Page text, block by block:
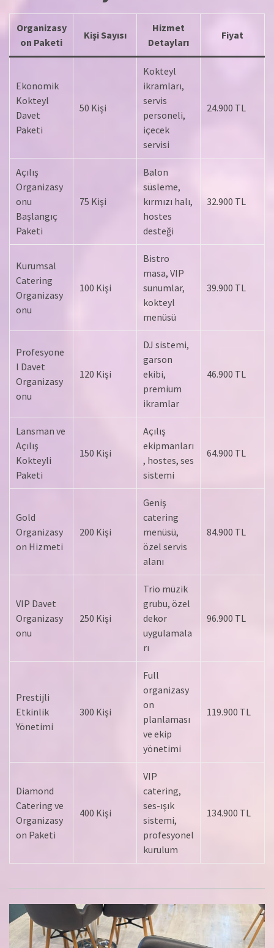
Organizasy
on Paketi
Kişi Sayısı
Hizmet
Detayları
Fiyat
Ekonomik
Kokteyl
Davet
Paketi
50 Kişi
Kokteyl
ikramları,
servis
personeli,
içecek
servisi
24.900 TL
Açılış
Organizasy
onu
Başlangıç
Paketi
75 Kişi
Balon
süsleme,
kırmızı halı,
hostes
desteği
32.900 TL
Kurumsal
Catering
Organizasy
onu
100 Kişi
Bistro
masa, VIP
sunumlar,
kokteyl
menüsü
39.900 TL
Profesyone
l Davet
Organizasy
onu
120 Kişi
DJ sistemi,
garson
ekibi,
premium
ikramlar
46.900 TL
Lansman ve
Açılış
Kokteyli
Paketi
150 Kişi
Açılış
ekipmanları
, hostes, ses
sistemi
64.900 TL
Gold
Organizasy
on Hizmeti
200 Kişi
Geniş
catering
menüsü,
özel servis
alanı
84.900 TL
VIP Davet
Organizasy
onu
250 Kişi
Trio müzik
grubu, özel
dekor
uygulamala
rı
96.900 TL
Prestijli
Etkinlik
Yönetimi
300 Kişi
Full
organizasy
on
planlaması
ve ekip
yönetimi
119.900 TL
Diamond
Catering ve
Organizasy
on Paketi
400 Kişi
VIP
catering,
ses-ışık
sistemi,
profesyonel
kurulum
134.900 TL